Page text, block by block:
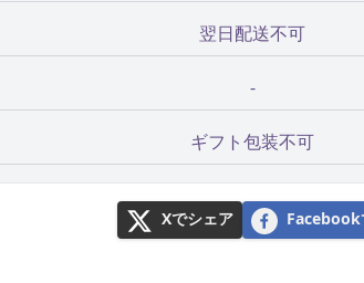
翌日配送不可
-
ギフト包装不可
Xでシェア Facebook